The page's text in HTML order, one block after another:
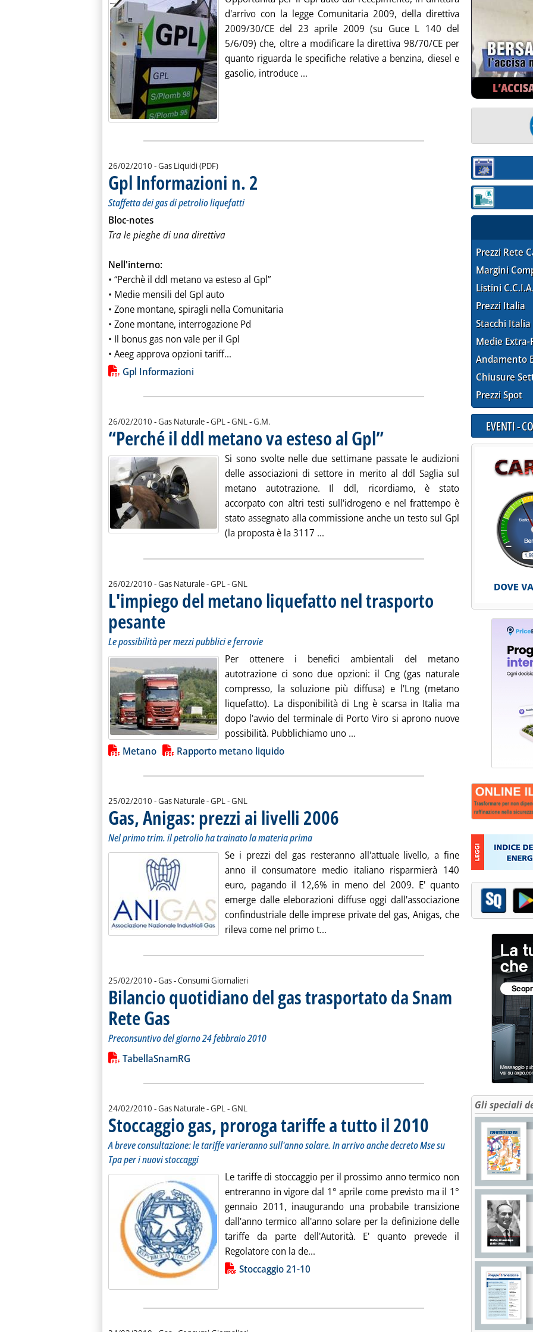
d'arrivo con la legge Comunitaria 2009, della direttiva
2009/30/CE del 23 aprile 2009 (su Guce L 140 del
5/6/09) che, oltre a modificare la direttiva 98/70/CE per
quanto riguarda le specifiche relative a benzina, diesel e
gasolio, introduce ... Leggi tutta la notizia: 'Tra le pieghe di una direttiva '
26/02/2010 - Gas Liquidi (PDF)
Gpl Informazioni n. 2
Staffetta dei gas di petrolio liquefatti
Bloc-notes
Tra le pieghe di una direttiva
Nell'interno:
• “Perchè il ddl metano va esteso al Gpl”
• Medie mensili del Gpl auto
• Zone montane, spiragli nella Comunitaria
• Zone montane, interrogazione Pd
• Il bonus gas non vale per il Gpl
• Aeeg approva opzioni tariff...
Lista allegati PDF alla notizia
Gpl Informazioni
26/02/2010 - Gas Naturale - GPL - GNL -di:
G.M.
“Perché il ddl metano va esteso al Gpl”. Pubblicata venerdì 26 febbraio 2010 alle 15.15.
Si sono svolte nelle due settimane passate le audizioni
delle associazioni di settore in merito al ddl Saglia sul
metano autotrazione. Il ddl, ricordiamo, è stato
accorpato con altri testi sull'idrogeno e nel frattempo è
stato assegnato alla commissione anche un testo sul Gpl
(la proposta è la 3117 ... Leggi tutta la notizia: '“Perché il ddl metano va
26/02/2010 - Gas Naturale - GPL - GNL
L'impiego del metano liquefatto nel trasporto
pesante. Sottotitolo: Le possibilità per mezzi pubblici e ferrovie
. Pubblicata venerdì 26 febbraio 2010 alle 15.7.
Le possibilità per mezzi pubblici e ferrovie
Per ottenere i benefici ambientali del metano
autotrazione ci sono due opzioni: il Cng (gas naturale
compresso, la soluzione più diffusa) e l'Lng (metano
liquefatto). La disponibilità di Lng è scarsa in Italia ma
dopo l'avvio del terminale di Porto Viro si aprono nuove
possibilità. Pubblichiamo uno ... Leggi tutta la notizia: 'L'impiego del
Lista allegati PDF alla notizia
Metano Rapporto metano liquido
25/02/2010 - Gas Naturale - GPL - GNL
Gas, Anigas: prezzi ai livelli 2006 . Sottotitolo: Nel primo trim. il petrolio ha trainato la materia prima
. Pubblicata giovedì 25 febbraio 2010 alle 19.34.
Nel primo trim. il petrolio ha trainato la materia prima
Se i prezzi del gas resteranno all'attuale livello, a fine
anno il consumatore medio italiano risparmierà 140
euro, pagando il 12,6% in meno del 2009. E' quanto
emerge dalle eleborazioni diffuse oggi dall'associazione
confindustriale delle imprese private del gas, Anigas, che
rileva come nel primo t...
25/02/2010 - Gas - Consumi Giornalieri
Bilancio quotidiano del gas trasportato da Snam
Rete Gas . Sottotitolo: Preconsuntivo del giorno 24 febbraio 2010
. Pubblicata giovedì 25 febbraio 2010 alle 14.35.
Preconsuntivo del giorno 24 febbraio 2010
Leggi tutta la notizia: 'Bilancio quotidiano del gas trasportato da Snam Rete Gas'
Lista allegati PDF alla notizia
TabellaSnamRG
24/02/2010 - Gas Naturale - GPL - GNL
Stoccaggio gas, proroga tariffe a tutto il 2010 . Sottotitolo: A breve
. Pubblicata mercoledì 24 febbraio
A breve consultazione: le tariffe varieranno sull'anno solare. In arrivo anche decreto Mse su
Tpa per i nuovi stoccaggi
Le tariffe di stoccaggio per il prossimo anno termico non
entreranno in vigore dal 1° aprile come previsto ma il 1°
gennaio 2011, inaugurando una probabile transizione
dall'anno termico all'anno solare per la definizione delle
tariffe da parte dell'Autorità. E' quanto prevede il
Regolatore con la de... Leggi tutta la notizia: 'Stoccaggio gas, proroga
Lista allegati PDF alla notiziaStoccaggio 21-10
Sezione:
Sezione:
Prezzi Rete
Margini
Listini
Prezzi Italia
Stacchi Italia
Medie Extra-
Andamento
Chiusure
Prezzi Spot
EVENTI -
Gli speciali